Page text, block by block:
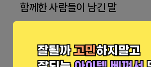
함께한 사람들이 남긴 말